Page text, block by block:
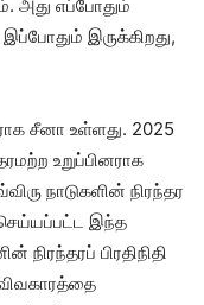
அது எப்போதும்
இருக்கிறது,
சீனா உள்ளது. 2025
உறுப்பினராக
நாடுகளின் நிரந்தர
செய்யப்பட்ட இந்த
நிரந்தரப் பிரதிநிதி